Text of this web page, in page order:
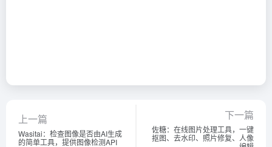
上一篇
Wasitai：检查图像是否由AI生成
的简单工具，提供图像检测API
下一篇
佐糖：在线图片处理工具，一键
抠图、去水印、照片修复、人像